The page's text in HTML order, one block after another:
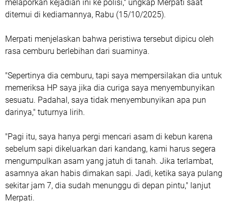
melaporkan kejadian ini ke polisi," ungkap Merpati saat
ditemui di kediamannya, Rabu (15/10/2025).
Merpati menjelaskan bahwa peristiwa tersebut dipicu oleh
rasa cemburu berlebihan dari suaminya.
"Sepertinya dia cemburu, tapi saya mempersilakan dia untuk
memeriksa HP saya jika dia curiga saya menyembunyikan
sesuatu. Padahal, saya tidak menyembunyikan apa pun
darinya," tuturnya lirih.
"Pagi itu, saya hanya pergi mencari asam di kebun karena
sebelum sapi dikeluarkan dari kandang, kami harus segera
mengumpulkan asam yang jatuh di tanah. Jika terlambat,
asamnya akan habis dimakan sapi. Jadi, ketika saya pulang
sekitar jam 7, dia sudah menunggu di depan pintu," lanjut
Merpati.